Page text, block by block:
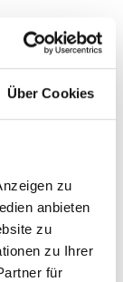
Über Cookies
zu
anbieten
zu
zu Ihrer
für